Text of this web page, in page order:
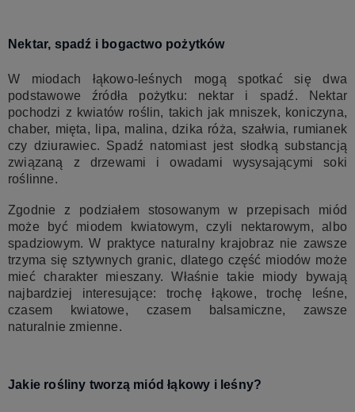
Nektar, spadź i bogactwo pożytków
W miodach łąkowo-leśnych mogą spotkać się dwa
podstawowe źródła pożytku: nektar i spadź. Nektar
pochodzi z kwiatów roślin, takich jak mniszek, koniczyna,
chaber, mięta, lipa, malina, dzika róża, szałwia, rumianek
czy dziurawiec. Spadź natomiast jest słodką substancją
związaną z drzewami i owadami wysysającymi soki
roślinne.
Zgodnie z podziałem stosowanym w przepisach miód
może być miodem kwiatowym, czyli nektarowym, albo
spadziowym. W praktyce naturalny krajobraz nie zawsze
trzyma się sztywnych granic, dlatego część miodów może
mieć charakter mieszany. Właśnie takie miody bywają
najbardziej interesujące: trochę łąkowe, trochę leśne,
czasem kwiatowe, czasem balsamiczne, zawsze
naturalnie zmienne.
Jakie rośliny tworzą miód łąkowy i leśny?